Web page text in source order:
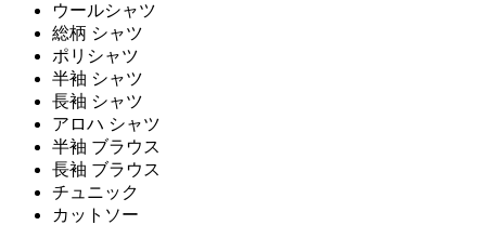
ウールシャツ
総柄 シャツ
ポリシャツ
半袖 シャツ
長袖 シャツ
アロハ シャツ
半袖 ブラウス
長袖 ブラウス
チュニック
カットソー